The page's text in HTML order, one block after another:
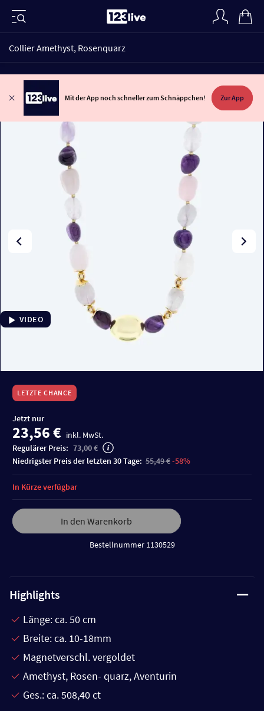
Collier Amethyst, Rosenquarz
Mit der App noch schneller zum Schnäppchen! Zur App
VIDEO
LETZTE CHANCE
Jetzt nur
23,56 € inkl. MwSt.
Regulärer Preis: 73,00 €
niedrigster Preis der letzten 30 Tage: 55,49 €-58%
In den Warenkorb
Bestellnummer 1130529
In Kürze verfügbar
Highlights
Länge: ca. 50 cm
Breite: ca. 10-18mm
Magnetverschl. vergoldet
Amethyst, Rosen- quarz, Aventurin
Ges.: ca. 508,40 ct